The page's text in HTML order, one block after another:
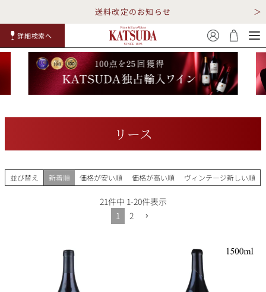
送料改定のお知らせ
詳細検索へ
白ワイ
ン ング ン
RP100
点
TOP 詳細検索する
勝田商店について
リース
並び替え 新着順 価格が安い順 価格が高い順 ヴィンテージ新しい順
21件中 1-20件表示
1
2